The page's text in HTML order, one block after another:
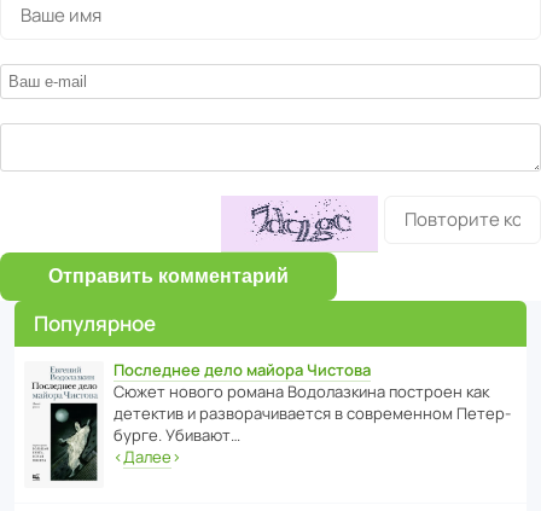
Отправить комментарий
Популярное
Последнее дело майора Чистова
Сюжет нового романа Водо­ла­з­кина пост­роен как
дете­ктив и разво­ра­чи­ва­ется в совре­менном Пете­р­
бурге. Убивают…
‹Далее›